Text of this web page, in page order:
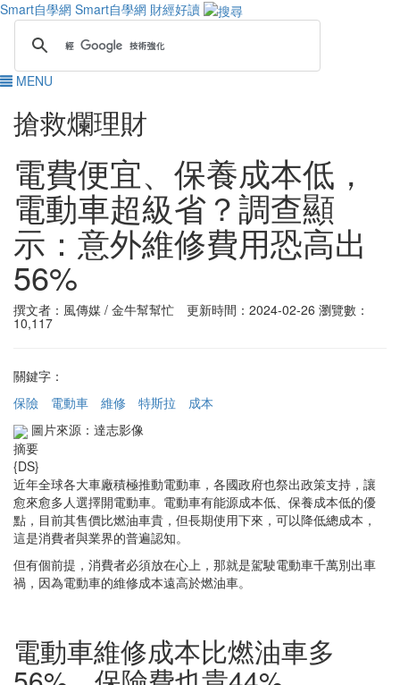
Smart自學網 Smart自學網 財經好讀
MENU
搶救爛理財
電費便宜、保養成本低，
電動車超級省？調查顯
示：意外維修費用恐高出
56%
撰文者：風傳媒 / 金牛幫幫忙 更新時間：2024-02-26 瀏覽數：
10,117
關鍵字：
保險
電動車 維修 特斯拉
成本
圖片來源：達志影像
摘要
{DS}
近年全球各大車廠積極推動電動車，各國政府也祭出政策支持，讓
愈來愈多人選擇開電動車。電動車有能源成本低、保養成本低的優
點，目前其售價比燃油車貴，但長期使用下來，可以降低總成本，
這是消費者與業界的普遍認知。
但有個前提，消費者必須放在心上，那就是駕駛電動車千萬別出車
禍，因為電動車的維修成本遠高於燃油車。
電動車維修成本比燃油車多